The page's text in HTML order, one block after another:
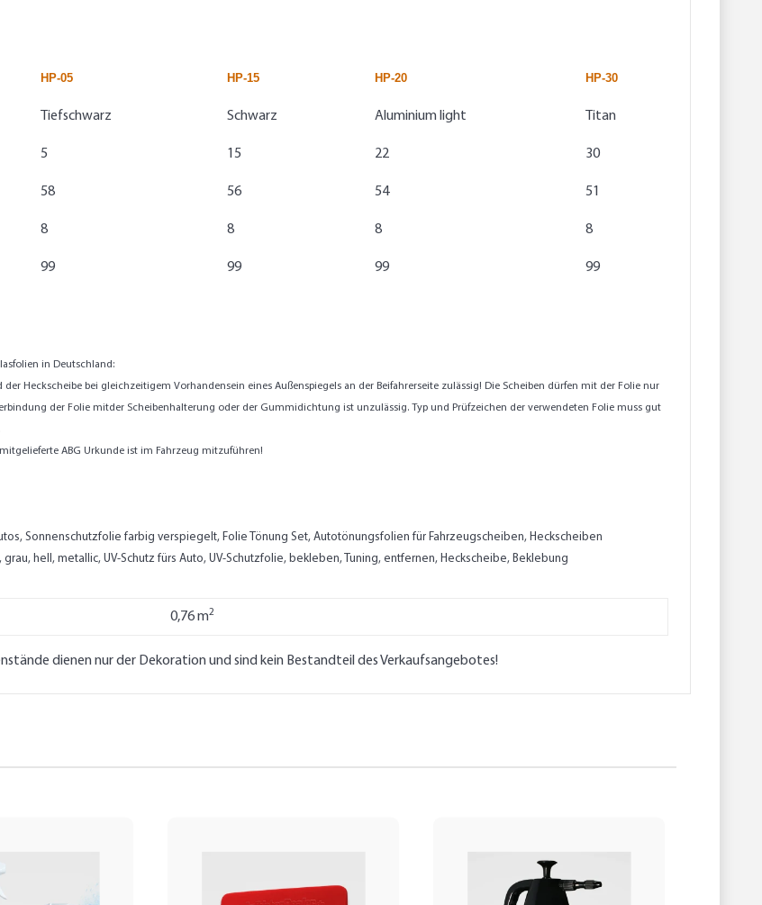
HP-05 HP-15 HP-20 HP-30
Tiefschwarz Schwarz Aluminium light Titan
5 15 22 30
58 56 54 51
8 8 8 8
99 99 99 99
in Deutschland:
Heckscheibe bei gleichzeitigem Vorhandensein eines Außenspiegels an der Beifahrerseite zulässig! Die Scheiben dürfen mit der Folie nur
der Folie mitder Scheibenhalterung oder der Gummidichtung ist unzulässig. Typ und Prüfzeichen der verwendeten Folie muss gut
ABG Urkunde ist im Fahrzeug mitzuführen!
Sonnenschutzfolie farbig verspiegelt, Folie Tönung Set, Autotönungsfolien für Fahrzeugscheiben, Heckscheiben
hell, metallic, UV-Schutz fürs Auto, UV-Schutzfolie, bekleben, Tuning, entfernen, Heckscheibe, Beklebung
0,76 m2
dienen nur der Dekoration und sind kein Bestandteil des Verkaufsangebotes!